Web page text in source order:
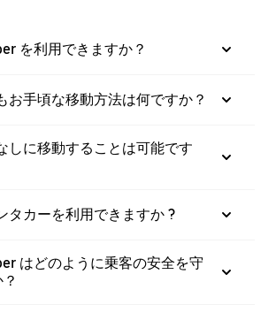
を利用できますか？
お手頃な移動方法は何ですか？
しに移動することは可能です
タカーを利用できますか ?
はどのように乗客の安全を守